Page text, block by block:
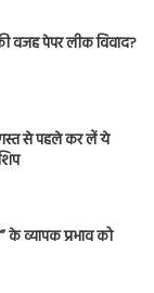
वजह पेपर लीक विवाद?
से पहले कर लें ये
के व्यापक प्रभाव को